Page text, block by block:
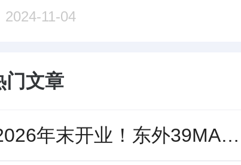
2024-11-04
门文章
冲刺2026年末开业！东外39MALL全球招商启幕，重构东直门商圈格局